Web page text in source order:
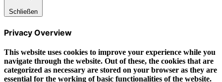
Schließen
Privacy Overview
This website uses cookies to improve your experience while you
navigate through the website. Out of these, the cookies that are
categorized as necessary are stored on your browser as they are
essential for the working of basic functionalities of the website.